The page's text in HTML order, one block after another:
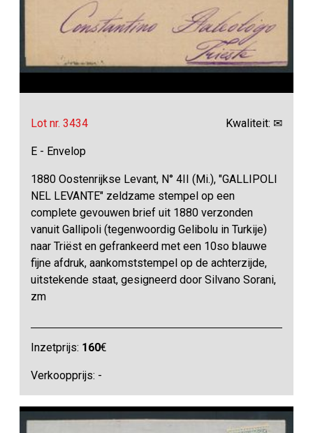
Lot nr. 3434 Kwaliteit: ✉
E - Envelop
1880 Oostenrijkse Levant, N° 4II (Mi.), "GALLIPOLI
NEL LEVANTE" zeldzame stempel op een
complete gevouwen brief uit 1880 verzonden
vanuit Gallipoli (tegenwoordig Gelibolu in Turkije)
naar Triëst en gefrankeerd met een 10so blauwe
fijne afdruk, aankomststempel op de achterzijde,
uitstekende staat, gesigneerd door Silvano Sorani,
zm
Inzetprijs: 160€
Verkoopprijs: -